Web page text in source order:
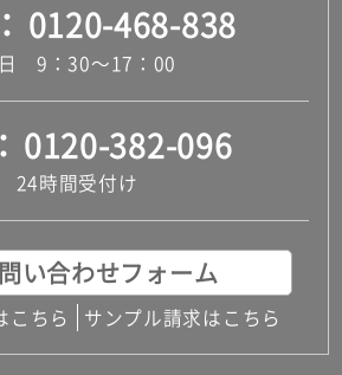
0120-468-838
9：30～17：00
0120-382-096
24時間受付け
い合わせフォーム
こちら サンプル請求はこちら